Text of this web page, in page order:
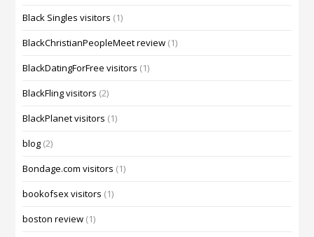
Black Singles visitors (1)
BlackChristianPeopleMeet review (1)
BlackDatingForFree visitors (1)
BlackFling visitors (2)
BlackPlanet visitors (1)
blog (2)
Bondage.com visitors (1)
bookofsex visitors (1)
boston review (1)